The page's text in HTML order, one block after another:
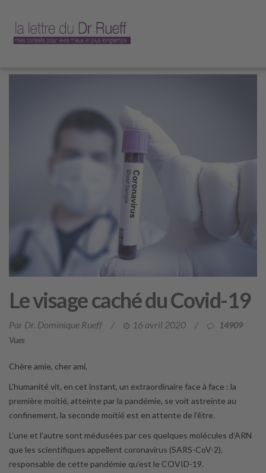
Le visage caché du Covid-19
Par Dr. Dominique Rueff / 16 avril 2020 /
14909
Vues
Chère amie, cher ami,
L’humanité vit, en cet instant, un extraordinaire face à face : la
première moitié, atteinte par la pandémie, se voit astreinte au
confinement, la seconde moitié est en attente de l’être.
L’une et l’autre sont médusées par ces quelques molécules d’ARN
que les scientifiques appellent coronavirus (SARS-CoV-2),
responsable de cette pandémie qu’est le COVID-19.